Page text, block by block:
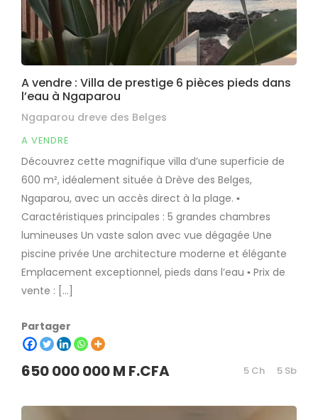
A vendre : Villa de prestige 6 pièces pieds dans
l’eau à Ngaparou
Ngaparou dreve des Belges
A VENDRE
Découvrez cette magnifique villa d’une superficie de
600 m², idéalement située à Drève des Belges,
Ngaparou, avec un accès direct à la plage. ▪︎
Caractéristiques principales : 5 grandes chambres
lumineuses Un vaste salon avec vue dégagée Une
piscine privée Une architecture moderne et élégante
Emplacement exceptionnel, pieds dans l’eau ▪︎ Prix de
vente : […]
Partager
650 000 000 M F.CFA 5 Ch 5 Sb